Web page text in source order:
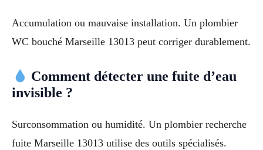
Accumulation ou mauvaise installation. Un plombier
WC bouché Marseille 13013 peut corriger durablement.
Comment détecter une fuite d’eau
invisible ?
Surconsommation ou humidité. Un plombier recherche
fuite Marseille 13013 utilise des outils spécialisés.